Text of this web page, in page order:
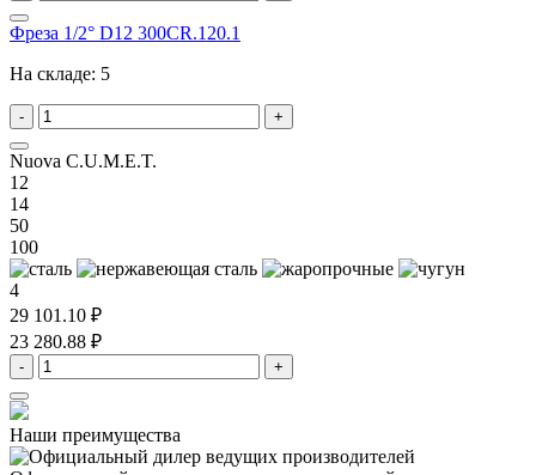
Фреза 1/2° D12 300CR.120.1
На складе: 5
- +
Nuova C.U.M.E.T.
12
14
50
100
4
29 101.10 ₽
23 280.88 ₽
- +
Наши преимущества